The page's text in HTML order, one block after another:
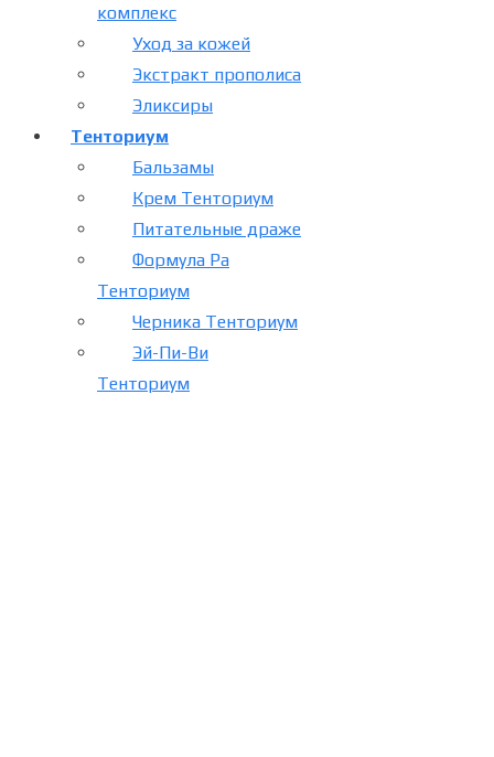
комплекс
Уход за кожей
Экстракт прополиса
Эликсиры
Тенториум
Бальзамы
Крем Тенториум
Питательные драже
Формула Ра
Тенториум
Черника Тенториум
Эй-Пи-Ви
Тенториум